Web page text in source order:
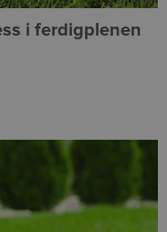
i ferdigplenen